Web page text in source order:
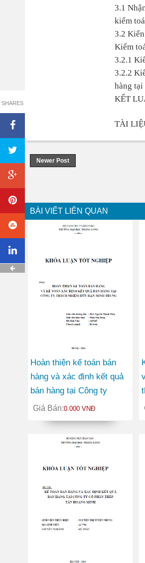
SHARES
3.1
kiểm
3.2
Kiểm
3.2.1
3.2.2
hàng
KẾT
TÀI
Newer Post
BÀI VIẾT LIÊN QUAN
Hoàn thiện kế toán bán
hàng và xác định kết quả
bán hàng tại Công ty
TNHH Minh Trung
Giá Bán:0.000 VNĐ